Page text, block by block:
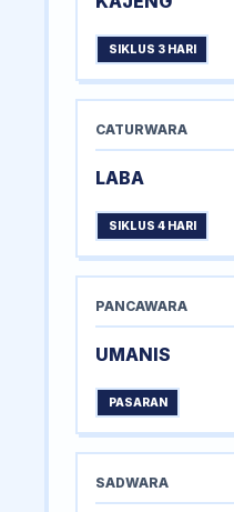
SIKLUS 3 HARI
CATURWARA
LABA
SIKLUS 4 HARI
PANCAWARA
UMANIS
PASARAN
SADWARA